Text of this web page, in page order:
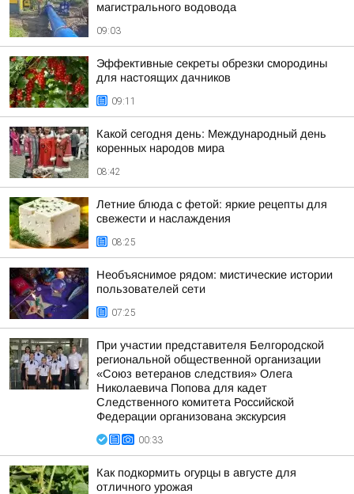
магистрального водовода
09:03
Эффективные секреты обрезки смородины
для настоящих дачников
09:11
Какой сегодня день: Международный день
коренных народов мира
08:42
Летние блюда с фетой: яркие рецепты для
свежести и наслаждения
08:25
Необъяснимое рядом: мистические истории
пользователей сети
07:25
При участии представителя Белгородской
региональной общественной организации
«Союз ветеранов следствия» Олега
Николаевича Попова для кадет
Следственного комитета Российской
Федерации организована экскурсия
00:33
Как подкормить огурцы в августе для
отличного урожая